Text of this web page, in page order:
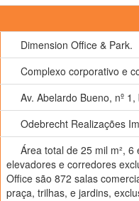
Dimension Office & Park.
Complexo corporativo e
Av. Abelardo Bueno, nº
Odebrecht Realizações
Área total de 25 mil m²,
elevadores e corredores
Office são 872 salas
praça, trilhas, e jardins,